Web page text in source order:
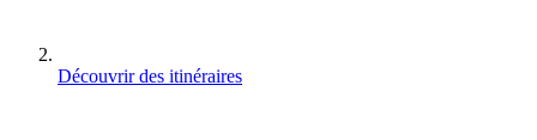
Découvrir des itinéraires